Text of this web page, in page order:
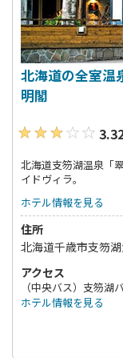
北海道の全室温
明閣
北海道支笏湖温泉「
イドヴィラ。
ホテル情報を見る
住所
北海道千歳市支笏
アクセス
（中央バス）支笏湖
ホテル情報を見る